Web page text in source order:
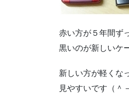
赤い方が５年間ず
黒いのが新しいケ
新しい方が軽くな
見やすいです（＾